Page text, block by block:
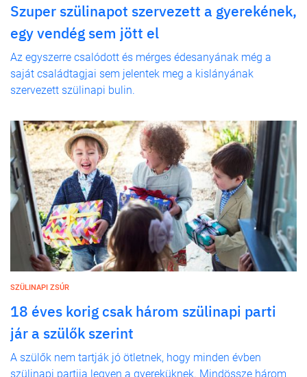
Szuper szülinapot szervezett a gyerekének,
egy vendég sem jött el
Az egyszerre csalódott és mérges édesanyának még a
saját családtagjai sem jelentek meg a kislányának
szervezett szülinapi bulin.
SZÜLINAPI ZSÚR
18 éves korig csak három szülinapi parti
jár a szülők szerint
A szülők nem tartják jó ötletnek, hogy minden évben
szülinapi partija legyen a gyereküknek. Mindössze három